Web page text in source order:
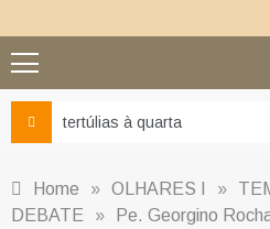
tertúlias à quarta
Home » OLHARES I »
DEBATE
»
Pe. Georgino